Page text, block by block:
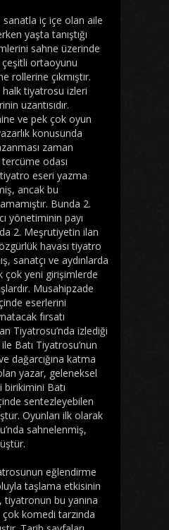
iç içe olan aile
yaşta tanıştığı
sahne üzerinde
çeşitli ortaoyunu
rollerine çıkmıştır.
tiyatrosu izleri
uzantısıdır.
ve pek çok oyun
konusunda
zaman
tercüme odası
tiyatro eseri yazma
ancak bu
Bunda 2.
yönetiminin payı
2. Meşrutiyetin ilan
havası tiyatro
sanatçı ve aydınlarda
çok yeni girişimlerde
Musahipzade
eserlerini
fırsatı
Tiyatrosu’nda izlediği
Batı Tiyatrosu’nun
dağarcığına katma
yazar, geleneksel
Batı
sentezleyebilen
Oyunları ilk olarak
sahnelenmiş,
eğlendirme
taşlama etkisinin
tiyatronun bu yanına
çok komedi tarzında